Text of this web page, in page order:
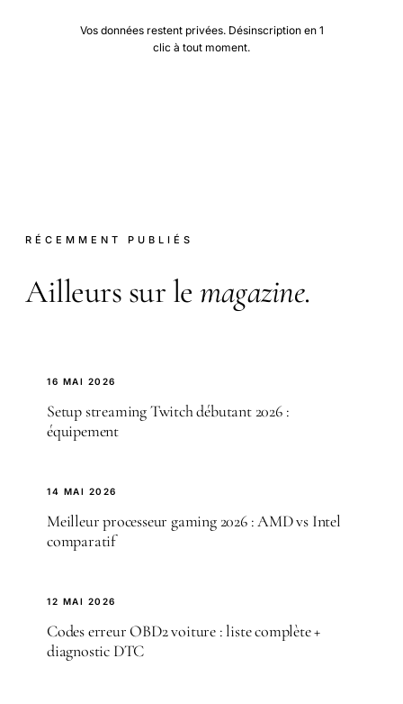
Vos données restent privées. Désinscription en 1
clic à tout moment.
RÉCEMMENT PUBLIÉS
Ailleurs sur le magazine.
16 MAI 2026
Setup streaming Twitch débutant 2026 :
équipement
14 MAI 2026
Meilleur processeur gaming 2026 : AMD vs Intel
comparatif
12 MAI 2026
Codes erreur OBD2 voiture : liste complète +
diagnostic DTC